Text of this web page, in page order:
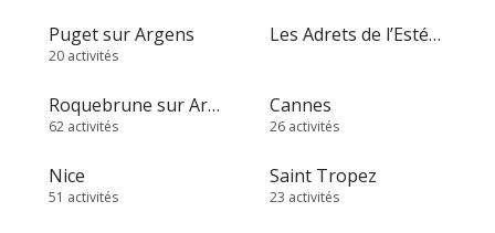
Puget sur Argens
20 activités
Les Adrets de l’Estérel
Roquebrune sur Argens
62 activités
Cannes
26 activités
Nice
51 activités
Saint Tropez
23 activités